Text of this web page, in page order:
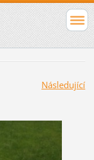
Následující